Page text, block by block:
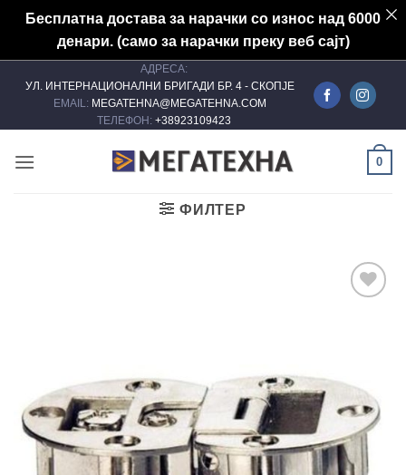
Бесплатна достава за нарачки со износ над 6000
денари. (само за нарачки преку веб сајт)
АДРЕСА:
УЛ. ИНТЕРНАЦИОНАЛНИ БРИГАДИ БР. 4 - СКОПЈЕ
EMAIL: MEGATEHNA@MEGATEHNA.COM
ТЕЛЕФОН: +38923109423
0
ФИЛТЕР